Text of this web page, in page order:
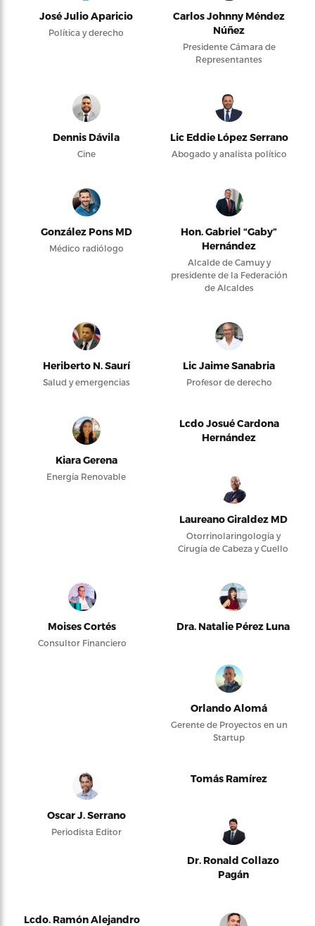
José Julio Aparicio
Política y derecho
Carlos Johnny Méndez
Núñez
Presidente Cámara de
Representantes
Dennis Dávila
Cine
Lic Eddie López Serrano
Abogado y analista político
González Pons MD
Médico radiólogo
Hon. Gabriel “Gaby”
Hernández
Alcalde de Camuy y
presidente de la Federación
de Alcaldes
Heriberto N. Saurí
Salud y emergencias
Lic Jaime Sanabria
Profesor de derecho
Kiara Gerena
Energía Renovable
Lcdo Josué Cardona
Hernández
Laureano Giraldez MD
Otorrinolaringología y
Cirugía de Cabeza y Cuello
Moises Cortés
Consultor Financiero
Dra. Natalie Pérez Luna
Orlando Alomá
Gerente de Proyectos en un
Startup
Oscar J. Serrano
Periodista Editor
Tomás Ramírez
Dr. Ronald Collazo
Pagán
Lcdo. Ramón Alejandro